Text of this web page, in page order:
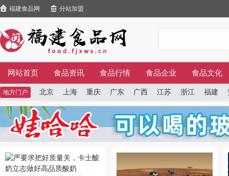
福建食品网 分站加盟
网站首页 食品资讯 食品行情 食品企业 食品文化
地方门户 北京 上海 重庆 广东 广西 江苏 浙江 福建